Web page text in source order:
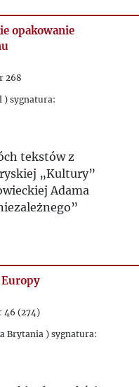
opakowanie
268
) sygnatura:
tekstów z
„Kultury”
Adama
Europy
46 (274)
Brytania ) sygnatura: